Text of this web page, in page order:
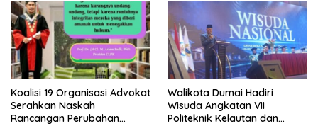
Bersama Kota Dumai
Koalisi 19 Organisasi Advokat
Serahkan Naskah
Rancangan Perubahan
Walikota Dumai Hadiri
Wisuda Angkatan VII
Politeknik Kelautan dan